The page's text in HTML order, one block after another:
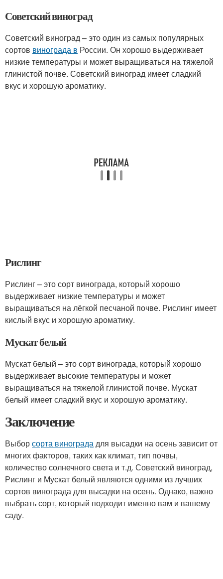
Советский виноград
Советский виноград – это один из самых популярных
сортов винограда в России. Он хорошо выдерживает
низкие температуры и может выращиваться на тяжелой
глинистой почве. Советский виноград имеет сладкий
вкус и хорошую ароматику.
Рислинг
Рислинг – это сорт винограда, который хорошо
выдерживает низкие температуры и может
выращиваться на лёгкой песчаной почве. Рислинг имеет
кислый вкус и хорошую ароматику.
Мускат белый
Мускат белый – это сорт винограда, который хорошо
выдерживает высокие температуры и может
выращиваться на тяжелой глинистой почве. Мускат
белый имеет сладкий вкус и хорошую ароматику.
Заключение
Выборсорта виноградадля высадки на осень зависит от
многих факторов, таких как климат, тип почвы,
количество солнечного света и т.д. Советский виноград,
Рислинг и Мускат белый являются одними из лучших
сортов винограда для высадки на осень. Однако, важно
выбрать сорт, который подходит именно вам и вашему
саду.